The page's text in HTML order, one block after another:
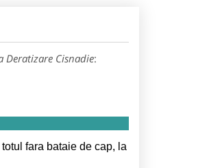
Deratizare Cisnadie:
fara bataie de cap, la